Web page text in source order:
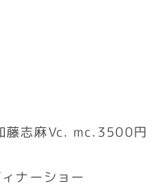
志麻Vc. mc.3500円
ナーショー